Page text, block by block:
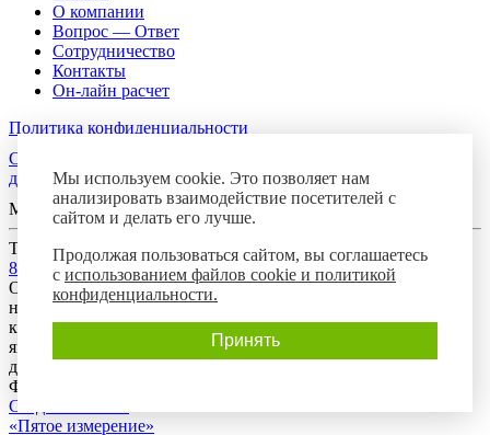
О компании
Вопрос — Ответ
Сотрудничество
Контакты
Он-лайн расчет
Политика конфиденциальности
Согласие посетителя сайта на обработку персональных
данных
Мы в соцсетях
Телефон горячей линии
8-800-700-8788
Обращаем Ваше внимание на то, что данный интернет-сайт
носит исключительно информационный характер и ни при
каких условиях предложения, размещенные на нем, не
являются публичной офертой, определяемой положениями
действующего гражданского законодательства Российской
Федерации.
Создание сайта:
«Пятое измерение»
Мы используем cookie. Это позволяет нам
анализировать взаимодействие посетителей с
сайтом и делать его лучше.
Продолжая пользоваться сайтом, вы соглашаетесь
с использованием файлов cookie и политикой
конфиденциальности.
Принять